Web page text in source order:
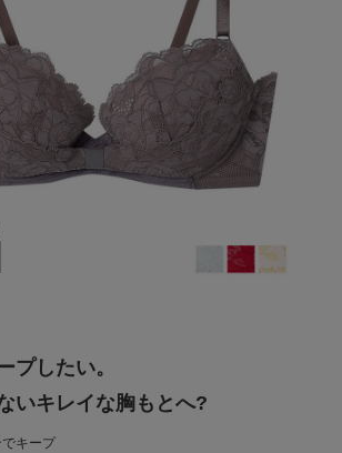
プしたい。
いキレイな胸もとへ?
キープ